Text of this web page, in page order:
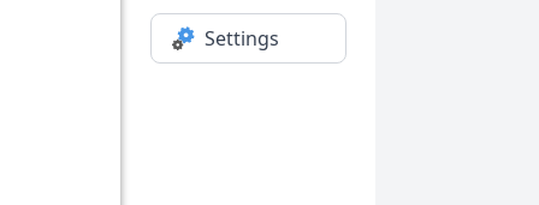
Settings